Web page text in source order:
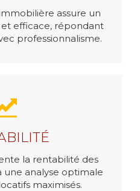
assure un
efficace, répondant
professionnalisme.
la rentabilité des
une analyse optimale
maximisés.